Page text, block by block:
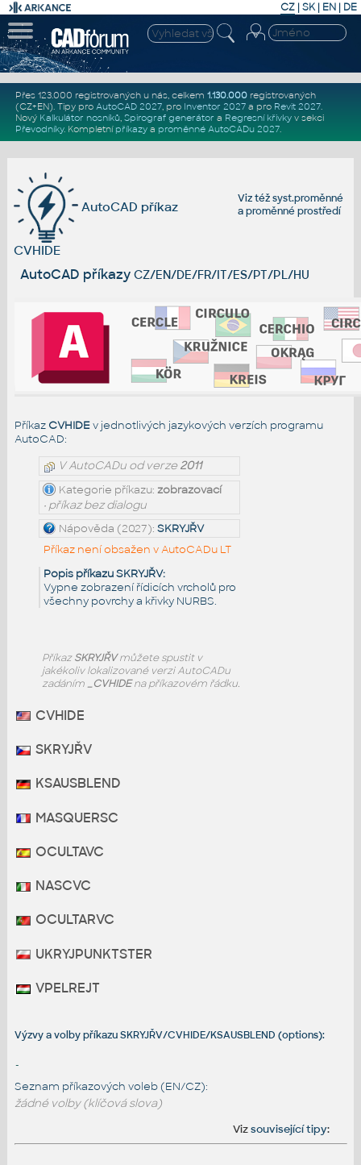
CZ | SK| EN | DE
Přes 123.000 registrovaných u nás, celkem 1.130.000registrovaných
(CZ+EN). Tipy pro AutoCAD 2027, pro Inventor 2027a pro Revit 2027.
Nový Kalkulátor nosníků, Spirograf generátor a Regresní křivkyv sekci
Převodníky. Kompletní příkazya proměnné AutoCADu 2027.
Viz téžsyst.proměnné
aproměnné prostředí
AutoCAD příkaz
CVHIDE
AutoCAD příkazy CZ/EN/DE/FR/IT/ES/PT/PL/HU
Příkaz CVHIDEv jednotlivých jazykových verzích programu
AutoCAD:
V AutoCADu od verze2011
Kategorie příkazu: zobrazovací
• příkaz bez dialogu
Nápověda (2027): SKRYJŘV
Příkaz není obsažen v AutoCADu LT
Popis příkazu SKRYJŘV:
Vypne zobrazení řídicích vrcholů pro
všechny povrchy a křivky NURBS.
PříkazSKRYJŘVmůžete spustit v
jakékoliv lokalizované verzi AutoCADu
zadáním _CVHIDEna příkazovém řádku.
CVHIDE
SKRYJŘV
KSAUSBLEND
MASQUERSC
OCULTAVC
NASCVC
OCULTARVC
UKRYJPUNKTSTER
VPELREJT
Výzvy a volby příkazu SKRYJŘV/CVHIDE/KSAUSBLEND (options):
-
Seznam příkazových voleb (EN/CZ):
žádné volby (klíčová slova)
Vizsouvisející tipy: